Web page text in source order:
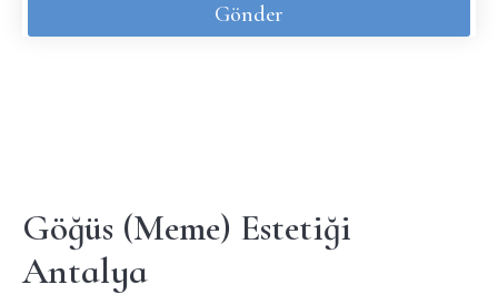
Göğüs (Meme) Estetiği
Antalya
Gönder